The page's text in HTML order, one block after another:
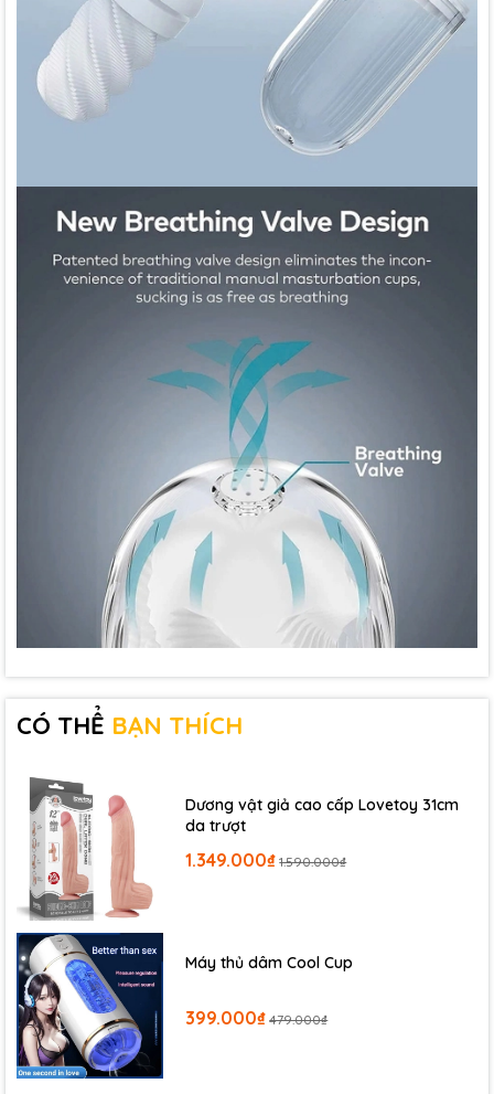
CÓ THỂ BẠN THÍCH
Dương vật giả cao cấp Lovetoy 31cm
da trượt
1.349.000₫ 1.590.000₫
Máy thủ dâm Cool Cup
399.000₫ 479.000₫